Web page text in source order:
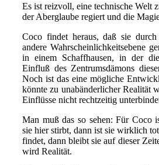
Es ist reizvoll, eine technische Welt
der Aberglaube regiert und die
Coco findet heraus, daß sie
andere Wahrscheinlichkeitsebene
in einem Schaffhausen, in der
Einfluß des Zentrumsdämons
Noch ist das eine mögliche
könnte zu unabänderlicher Realität
Einflüsse nicht rechtzeitig
Man muß das so sehen: Für Coco
sie hier stirbt, dann ist sie wirklich
findet, dann bleibt sie auf dieser
wird Realität.